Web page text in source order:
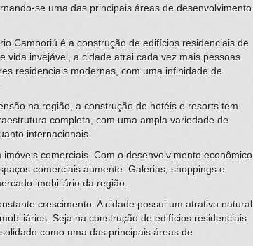
se uma das principais áreas de desenvolvimento
Camboriú é a construção de edifícios residenciais de
invejável, a cidade atrai cada vez mais pessoas
residenciais modernas, com uma infinidade de
na região, a construção de hotéis e resorts tem
completa, com uma ampla variedade de
internacionais.
comerciais. Com o desenvolvimento econômico
comerciais aumente. Galerias, shoppings e
imobiliário da região.
crescimento. A cidade possui um atrativo natural
Seja na construção de edifícios residenciais
como uma das principais áreas de